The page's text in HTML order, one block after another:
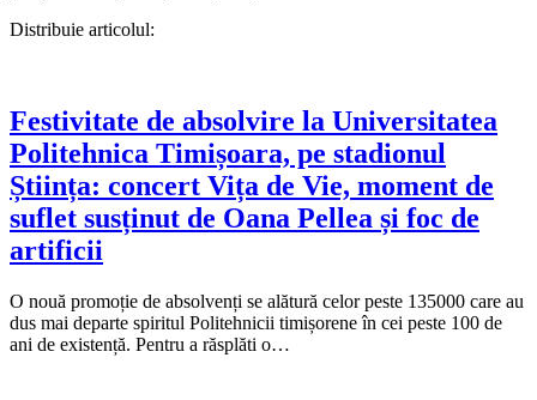
Distribuie articolul:
Festivitate de absolvire la Universitatea
Politehnica Timișoara, pe stadionul
Știința: concert Vița de Vie, moment de
suflet susținut de Oana Pellea și foc de
artificii
O nouă promoție de absolvenți se alătură celor peste 135000 care au
dus mai departe spiritul Politehnicii timișorene în cei peste 100 de
ani de existență. Pentru a răsplăti o…